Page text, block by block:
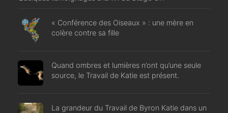
« Conférence des Oiseaux » : une mère en
colère contre sa fille
Quand ombres et lumières n’ont qu’une seule
source, le Travail de Katie est présent.
La grandeur du Travail de Byron Katie dans un